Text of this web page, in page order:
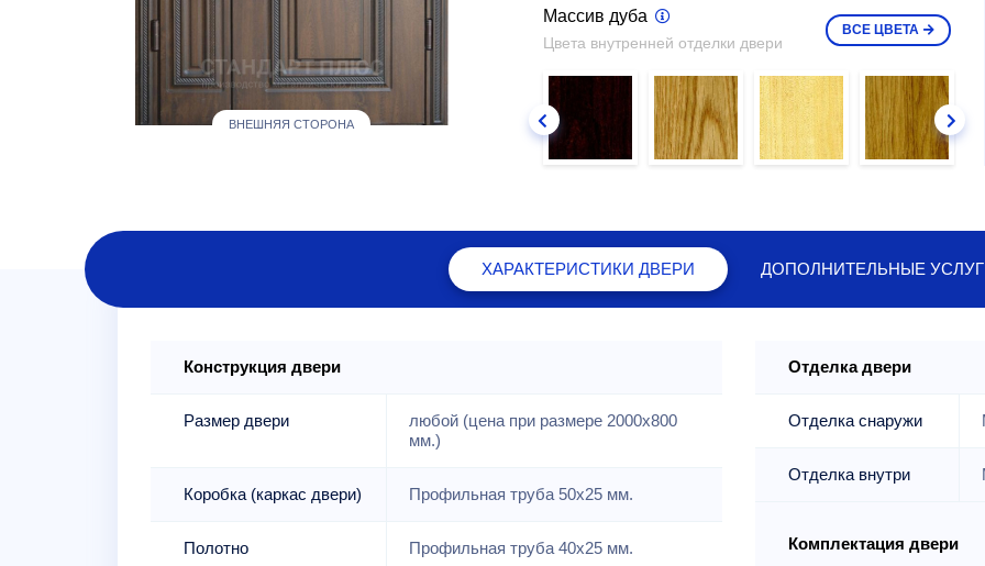
ВНЕШНЯЯ СТОРОНА
Массив дуба
Цвета внутренней отделки двери
ВСЕ ЦВЕТА
ХАРАКТЕРИСТИКИ ДВЕРИ ДОПОЛНИТЕЛЬНЫЕ
Конструкция двери
Размер двери
любой (цена при размере 2000x800
мм.)
Коробка (каркас двери) Профильная труба 50х25 мм.
Полотно Профильная труба 40х25 мм.
Отделка двери
Отделка снаружи
Отделка внутри
Комплектация двери